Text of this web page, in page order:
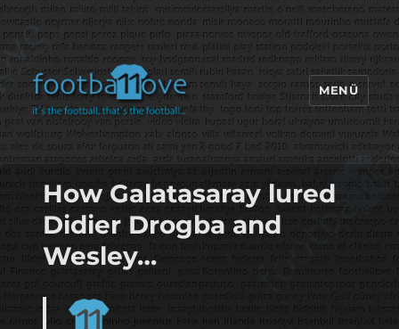
footbaLLove
MENÜ
How Galatasaray lured
Didier Drogba and
Wesley…